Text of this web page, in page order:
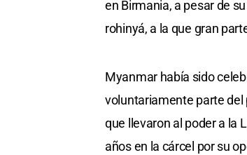
en Birmania, a pesar de
rohinyá, a la que gran
Myanmar había sido
voluntariamente parte del
que llevaron al poder a la
años en la cárcel por su